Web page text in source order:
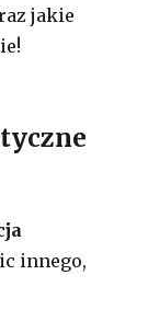
jakie
innego,